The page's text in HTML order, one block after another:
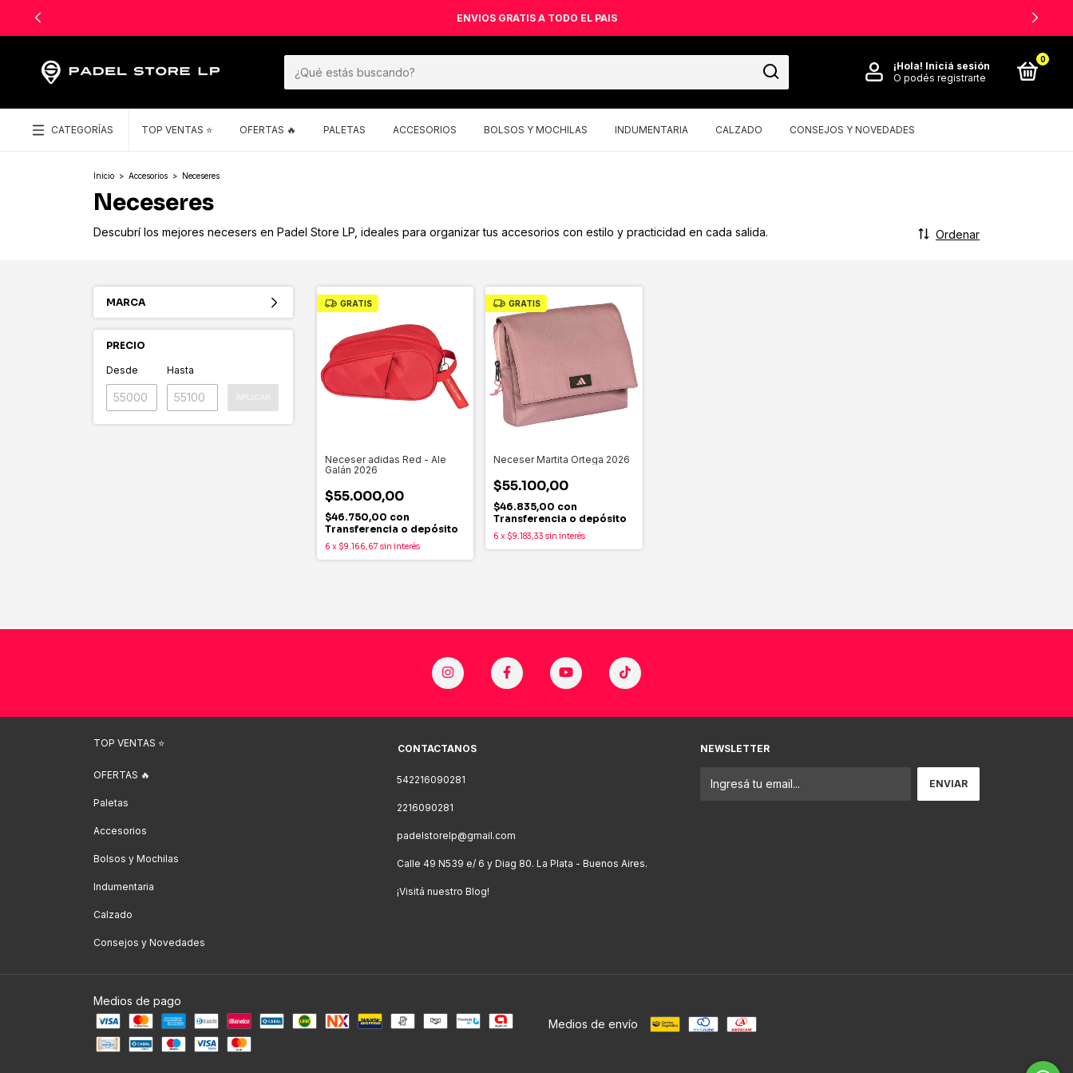
ENVIOS GRATIS A TODO EL PAIS
¡Hola! Iniciá sesión
O podés registrarte
0
CATEGORÍAS TOP VENTAS ⭐️ OFERTAS 🔥 PALETAS ACCESORIOS BOLSOS Y MOCHILAS INDUMENTARIA CALZADO CONSEJOS Y NOVEDADES
Inicio > Accesorios > Neceseres
Neceseres
Descubrí los mejores necesers en Padel Store LP, ideales para organizar tus accesorios con estilo y practicidad en cada salida. Ordenar
MARCA
PRECIO
Desde Hasta
GRATIS
Neceser adidas Red - Ale
Galán 2026
$55.000,00
$46.750,00 con
Transferencia o depósito
6 x $9.166,67 sin interés
GRATIS
Neceser Martita Ortega 2026
$55.100,00
$46.835,00 con
Transferencia o depósito
6 x $9.183,33 sin interés
TOP VENTAS ⭐️
OFERTAS 🔥
Paletas
Accesorios
Bolsos y Mochilas
Indumentaria
Calzado
Consejos y Novedades
CONTACTANOS
542216090281
2216090281
padelstorelp@gmail.com
Calle 49 N539 e/ 6 y Diag 80. La Plata - Buenos Aires.
¡Visitá nuestro Blog!
NEWSLETTER
Medios de pago
Medios de envío